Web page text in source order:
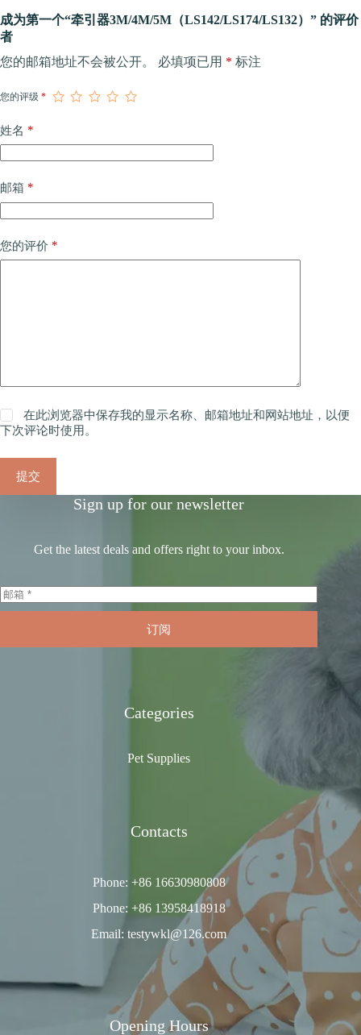
成为第一个“牵引器3M/4M/5M（LS142/LS174/LS132）” 的评价
者
您的邮箱地址不会被公开。
必填项已用 * 标注
您的评级 *
姓名 *
邮箱 *
您的评价 *
在此浏览器中保存我的显示名称、邮箱地址和网站地址，以便
下次评论时使用。
提交
Sign up for our newsletter
Get the latest deals and offers right to your inbox.
订阅
Categories
Pet Supplies
Contacts
Phone: +86 16630980808
Phone: +86 13958418918
Email: testywkl@126.com
Opening Hours